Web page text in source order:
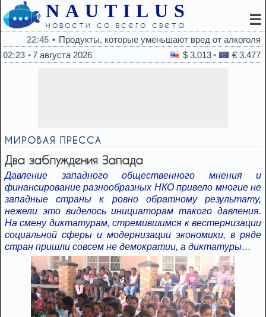
NAUTILUS
новости со всего света ☰
Продукты, которые уменьшают вред от алкоголя
02:23
7 августа 2026 $ 3.013 € 3.477
МИРОВАЯ ПРЕССА
Два заблуждения Запада
Давление западного общественного мнения и
финансирование разнообразных НКО привело многие не
западные страны к ровно обратному результату,
нежели это виделось инициаторам такого давления.
На смену диктатурам, стремившимся к вестернизации
социальной сферы и модернизации экономики, в ряде
стран пришли совсем не демократии, а диктатуры…